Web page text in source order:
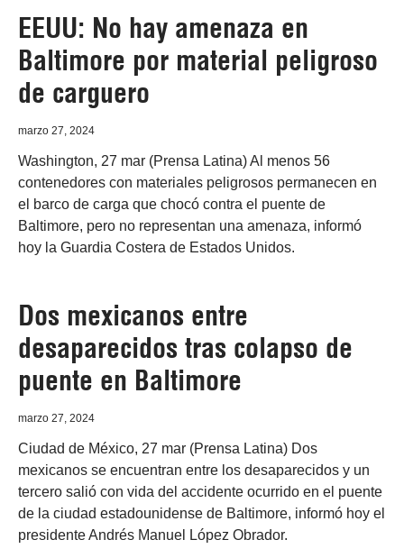
EEUU: No hay amenaza en
Baltimore por material peligroso
de carguero
marzo 27, 2024
Washington, 27 mar (Prensa Latina) Al menos 56
contenedores con materiales peligrosos permanecen en
el barco de carga que chocó contra el puente de
Baltimore, pero no representan una amenaza, informó
hoy la Guardia Costera de Estados Unidos.
Dos mexicanos entre
desaparecidos tras colapso de
puente en Baltimore
marzo 27, 2024
Ciudad de México, 27 mar (Prensa Latina) Dos
mexicanos se encuentran entre los desaparecidos y un
tercero salió con vida del accidente ocurrido en el puente
de la ciudad estadounidense de Baltimore, informó hoy el
presidente Andrés Manuel López Obrador.